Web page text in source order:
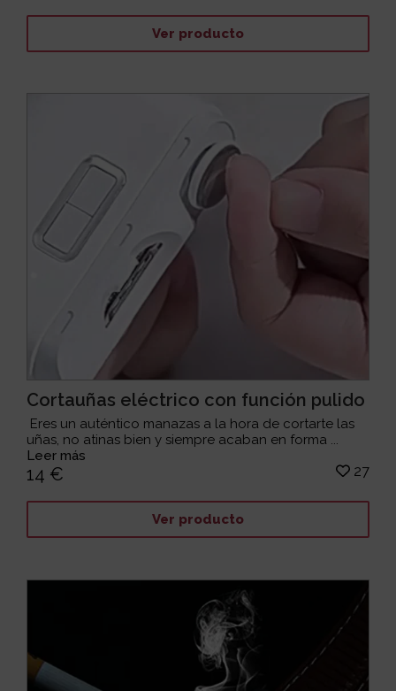
Ver producto
Cortauñas eléctrico con función pulido
Eres un auténtico manazas a la hora de cortarte las
uñas, no atinas bien y siempre acaban en forma ...
Leer más
14 € 27
Ver producto